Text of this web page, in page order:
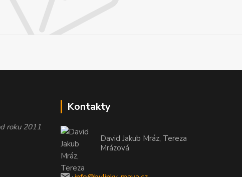
roku 2011
Kontakty
David Jakub Mráz, Tereza
Mrázová